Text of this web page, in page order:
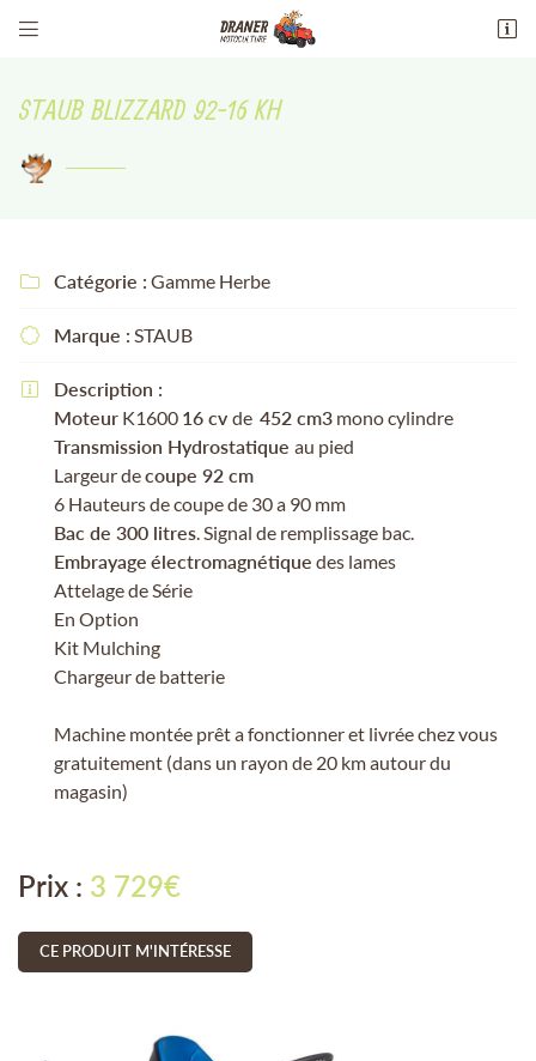
 
13 Av. maréchal philippe leclerc de
18100 Vierzon
Recopier le code ci-contre
Rafraîchir le captcha
En cochant cette case, vous consentez à recevoir nos propositions
commerciales à l'adresse email indiqué ci-dessus. Vous pouvez vous
INSCRIPTION
STAUB BLIZZARD 92-16 KH
 Catégorie : Gamme Herbe
 Marque : STAUB

Description :
Moteur K1600 16 cv de 452 cm3 mono cylindre
Transmission Hydrostatique au pied
Largeur decoupe 92 cm
6 Hauteurs de coupe de 30 a 90 mm
Bac de 300 litres. Signal de remplissage bac.
Embrayage électromagnétique des lames
Attelage de Série
En Option
Kit Mulching
Chargeur de batterie
Machine montée prêt a fonctionner et livrée chez vous
gratuitement (dans un rayon de 20 km autour du
magasin)
Prix : 3 729€
CE PRODUIT M'INTÉRESSE